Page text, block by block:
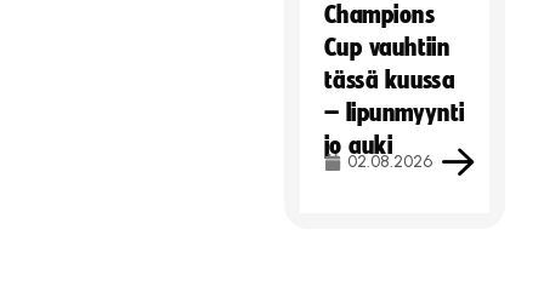
Champions
Cup vauhtiin
tässä kuussa
– lipunmyynti
jo auki
02.08.2026